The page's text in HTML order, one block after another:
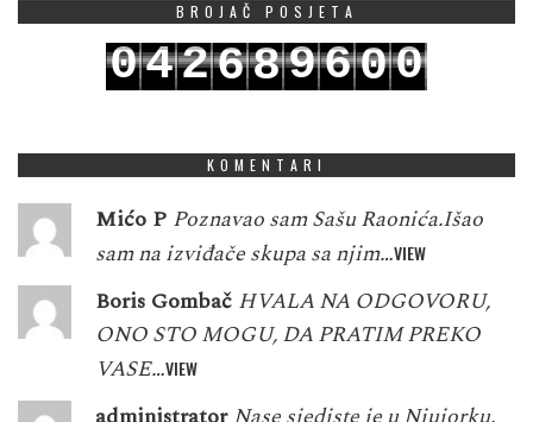
BROJAČ POSJETA
042689600
KOMENTARI
Mićo P Poznavao sam Sašu Raonića.Išao
sam na izviđače skupa sa njim…VIEW
Boris Gombač HVALA NA ODGOVORU,
ONO STO MOGU, DA PRATIM PREKO
VASE…VIEW